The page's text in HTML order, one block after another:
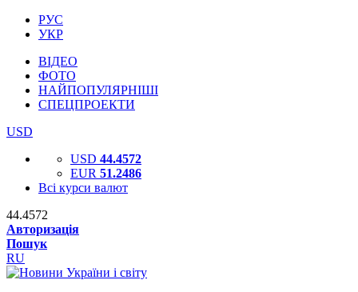
РУС
УКР
ВІДЕО
ФОТО
НАЙПОПУЛЯРНІШІ
СПЕЦПРОЕКТИ
USD
USD 44.4572
EUR 51.2486
Всі курси валют
44.4572
Авторизація
Пошук
RU